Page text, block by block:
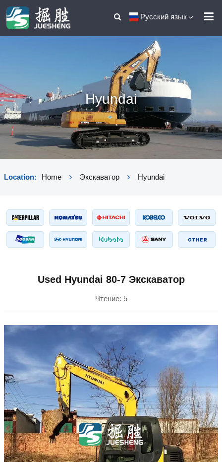
Русский язык
Hyundai
Location: Home Экскаватор Hyundai
Used Hyundai 80-7 Экскаватор
Чтение: 5